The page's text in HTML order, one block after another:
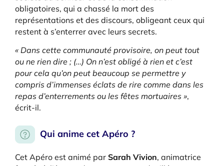
obligatoires, qui a chassé la mort des
représentations et des discours, obligeant ceux qui
restent à s’enterrer avec leurs secrets.
« Dans cette communauté provisoire, on peut tout
ou ne rien dire ; (…) On n’est obligé à rien et c’est
pour cela qu’on peut beaucoup se permettre y
compris d’immenses éclats de rire comme dans les
repas d’enterrements ou les fêtes mortuaires »,
écrit-il.
Qui anime cet Apéro ?
Cet Apéro est animé par Sarah Vivion, animatrice